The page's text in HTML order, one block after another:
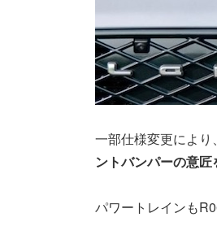
一部仕様変更によ
ントバンパーの意匠
パワートレインも